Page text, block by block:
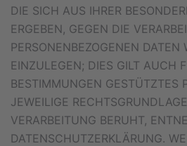
DIE SICH AUS IHRER
ERGEBEN, GEGEN DIE
PERSONENBEZOGENEN DATEN
EINZULEGEN; DIES GILT AUCH
BESTIMMUNGEN GESTÜTZTES
JEWEILIGE
VERARBEITUNG BERUHT,
DATENSCHUTZERKLÄRUNG.